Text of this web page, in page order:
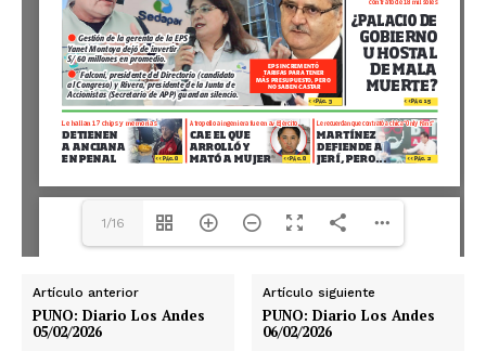
1/16
Artículo anterior
PUNO: Diario Los Andes
05/02/2026
Artículo siguiente
PUNO: Diario Los Andes
06/02/2026